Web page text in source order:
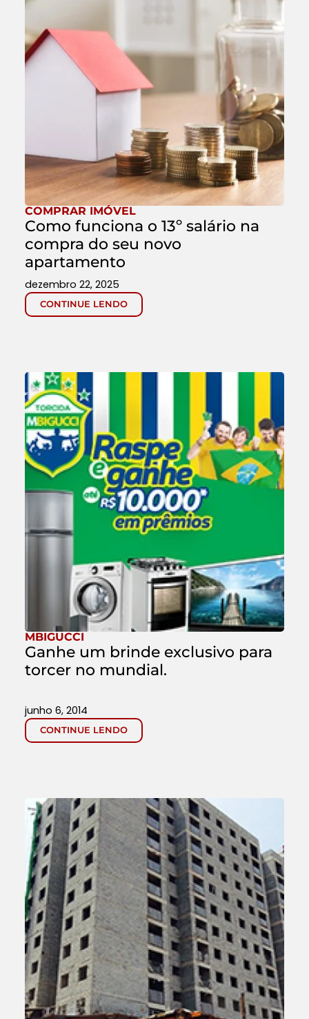
COMPRAR IMÓVEL
Como funciona o 13º salário na
compra do seu novo
apartamento
CONTINUE LENDO
dezembro 22, 2025
MBIGUCCI
Ganhe um brinde exclusivo para
torcer no mundial.
CONTINUE LENDO
junho 6, 2014